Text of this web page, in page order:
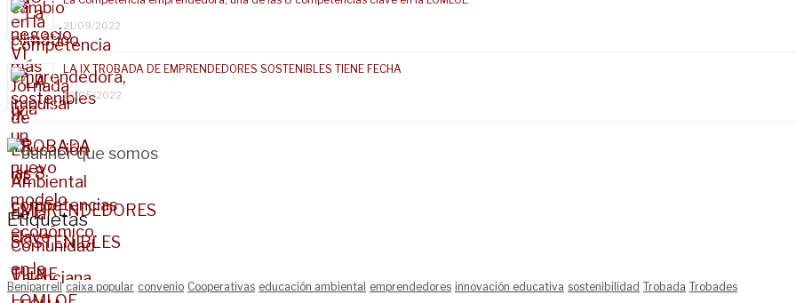
21/09/2022
LA IX TROBADA DE EMPRENDEDORES SOSTENIBLES TIENE FECHA
16/05/2022
Etiquetas
Beniparrell caixa popular convenio Cooperativas educación ambiental emprendedores innovación educativa sostenibilidad Trobada Trobades